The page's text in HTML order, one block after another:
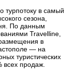
турпотоку в самый
сезона,
По данным
Travelline,
в
— на
туристических
всех продаж.